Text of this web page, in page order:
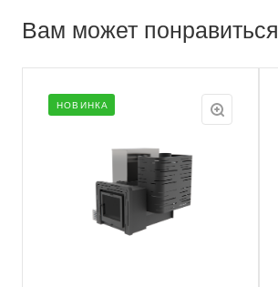
Вам может понравиться
НОВИНКА